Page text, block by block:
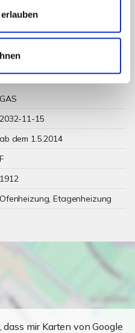
GAS
2032-11-15
ab dem 1.5.2014
F
1912
Ofenheizung, Etagenheizung
mir Karten von Google